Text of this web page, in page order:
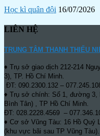
Học kì quân đội 16/07/2026
LIÊN HỆ
TRUNG TÂM THANH THIẾU
♦ Trụ sở giao dịch 212-214
3), TP. Hồ Chí Minh.
ĐT: 090.2300.132 –
♦ Trụ sở chính: Số 1, đường 3,
Bình Tân) , TP Hồ Chí Minh.
ĐT: 028.2228.4569 –
♦ Cơ sở Vũng Tàu: 16 Hồ Quý
(khu vực bãi sau TP Vũng Tàu).